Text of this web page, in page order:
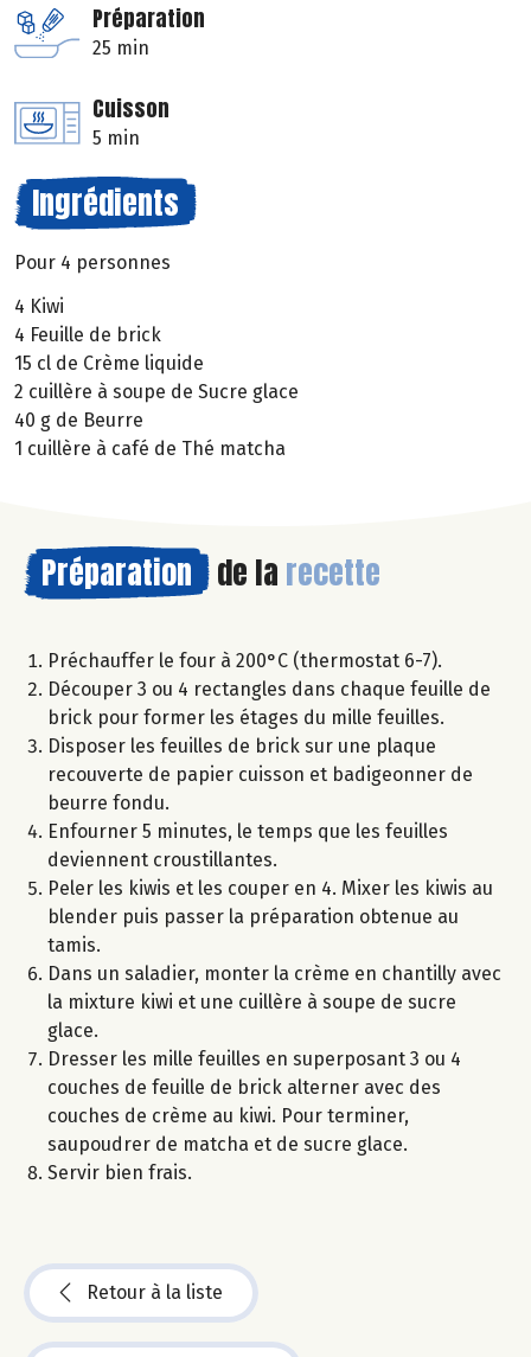
Préparation
25 min
Cuisson
5 min
Ingrédients
Pour 4 personnes
4 Kiwi
4 Feuille de brick
15 cl de Crème liquide
2 cuillère à soupe de Sucre glace
40 g de Beurre
1 cuillère à café de Thé matcha
Préparation de la recette
Préchauffer le four à 200°C (thermostat 6-7).
Découper 3 ou 4 rectangles dans chaque feuille de
brick pour former les étages du mille feuilles.
Disposer les feuilles de brick sur une plaque
recouverte de papier cuisson et badigeonner de
beurre fondu.
Enfourner 5 minutes, le temps que les feuilles
deviennent croustillantes.
Peler les kiwis et les couper en 4. Mixer les kiwis au
blender puis passer la préparation obtenue au
tamis.
Dans un saladier, monter la crème en chantilly avec
la mixture kiwi et une cuillère à soupe de sucre
glace.
Dresser les mille feuilles en superposant 3 ou 4
couches de feuille de brick alterner avec des
couches de crème au kiwi. Pour terminer,
saupoudrer de matcha et de sucre glace.
Servir bien frais.
Retour à la liste